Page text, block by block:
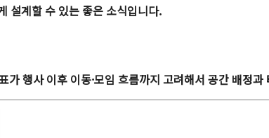
설계할 수 있는 좋은 소식입니다.
행사 이후 이동·모임 흐름까지 고려해서 공간 배정